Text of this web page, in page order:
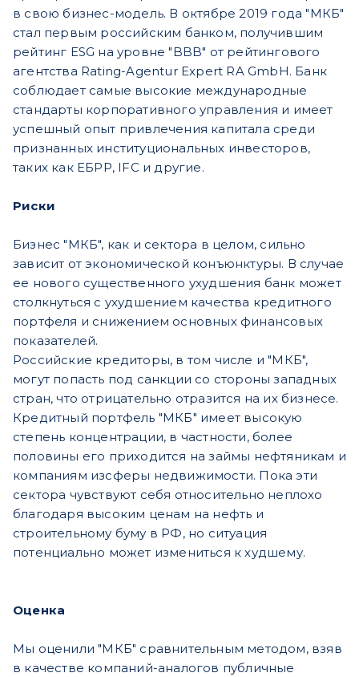
в свою бизнес-модель. В октябре 2019 года "МКБ"
стал первым российским банком, получившим
рейтинг ESG на уровне "BBB" от рейтингового
агентства Rating-Agentur Expert RA GmbH. Банк
соблюдает самые высокие международные
стандарты корпоративного управления и имеет
успешный опыт привлечения капитала среди
признанных институциональных инвесторов,
таких как ЕБРР, IFC и другие.
Риски
Бизнес "МКБ", как и сектора в целом, сильно
зависит от экономической конъюнктуры. В случае
ее нового существенного ухудшения банк может
столкнуться с ухудшением качества кредитного
портфеля и снижением основных финансовых
показателей.
Российские кредиторы, в том числе и "МКБ",
могут попасть под санкции со стороны западных
стран, что отрицательно отразится на их бизнесе.
Кредитный портфель "МКБ" имеет высокую
степень концентрации, в частности, более
половины его приходится на займы нефтяникам и
компаниям изсферы недвижимости. Пока эти
сектора чувствуют себя относительно неплохо
благодаря высоким ценам на нефть и
строительному буму в РФ, но ситуация
потенциально может измениться к худшему.
Оценка
Мы оценили "МКБ" сравнительным методом, взяв
в качестве компаний-аналогов публичные